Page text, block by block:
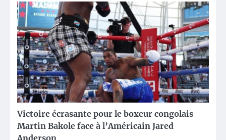
Victoire écrasante pour le boxeur congolais
Martin Bakole face à l’Américain Jared
Anderson